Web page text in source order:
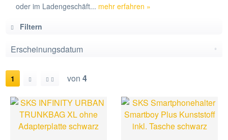
oder im Ladengeschäft... mehr erfahren »
Filtern
1 von 4